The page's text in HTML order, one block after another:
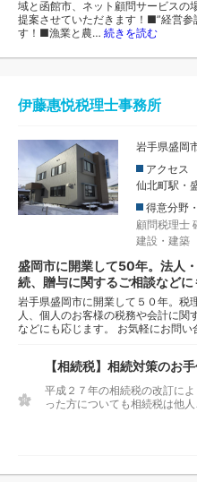
域と函館市、ネット顧問サービス
提案させていただきます！■”経営参
す！■漁業と農… 続きを読む
伊藤惠悦税理士事務所
岩手県盛岡
アクセス
仙北町駅・
得意分野
顧問税理士
建設・建築
盛岡市に開業して50年。法人
続、贈与に関するご相談などに
岩手県盛岡市に開業して５０年。税
人、個人のお客様の税務や会計に関
などにも応じます。 お気軽にお問い
【相続税】相続対策のお
平成２７年の相続税の改訂に
った方についても相続税は他